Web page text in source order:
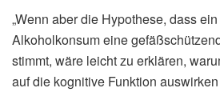
„Wenn aber die Hypothese, dass
Alkoholkonsum eine
stimmt, wäre leicht zu erklären,
auf die kognitive Funktion